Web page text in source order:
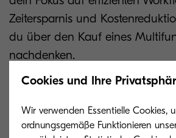
Zeitersparnis und
du über den Kauf eines
nachdenken.
Kleine bis mittelgroße
Cookies und Ihre
Wir verwenden Essentielle Cookies,
ordnungsgemäße Funktionieren